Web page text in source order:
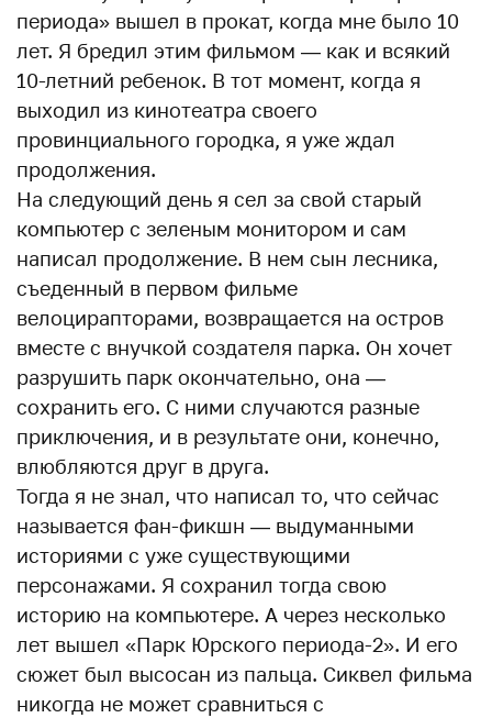
периода» вышел в прокат, когда мне было 10
лет. Я бредил этим фильмом — как и всякий
10-летний ребенок. В тот момент, когда я
выходил из кинотеатра своего
провинциального городка, я уже ждал
продолжения.
На следующий день я сел за свой старый
компьютер с зеленым монитором и сам
написал продолжение. В нем сын лесника,
съеденный в первом фильме
велоцирапторами, возвращается на остров
вместе с внучкой создателя парка. Он хочет
разрушить парк окончательно, она —
сохранить его. С ними случаются разные
приключения, и в результате они, конечно,
влюбляются друг в друга.
Тогда я не знал, что написал то, что сейчас
называется фан-фикшн — выдуманными
историями с уже существующими
персонажами. Я сохранил тогда свою
историю на компьютере. А через несколько
лет вышел «Парк Юрского периода-2». И его
сюжет был высосан из пальца. Сиквел фильма
никогда не может сравниться с